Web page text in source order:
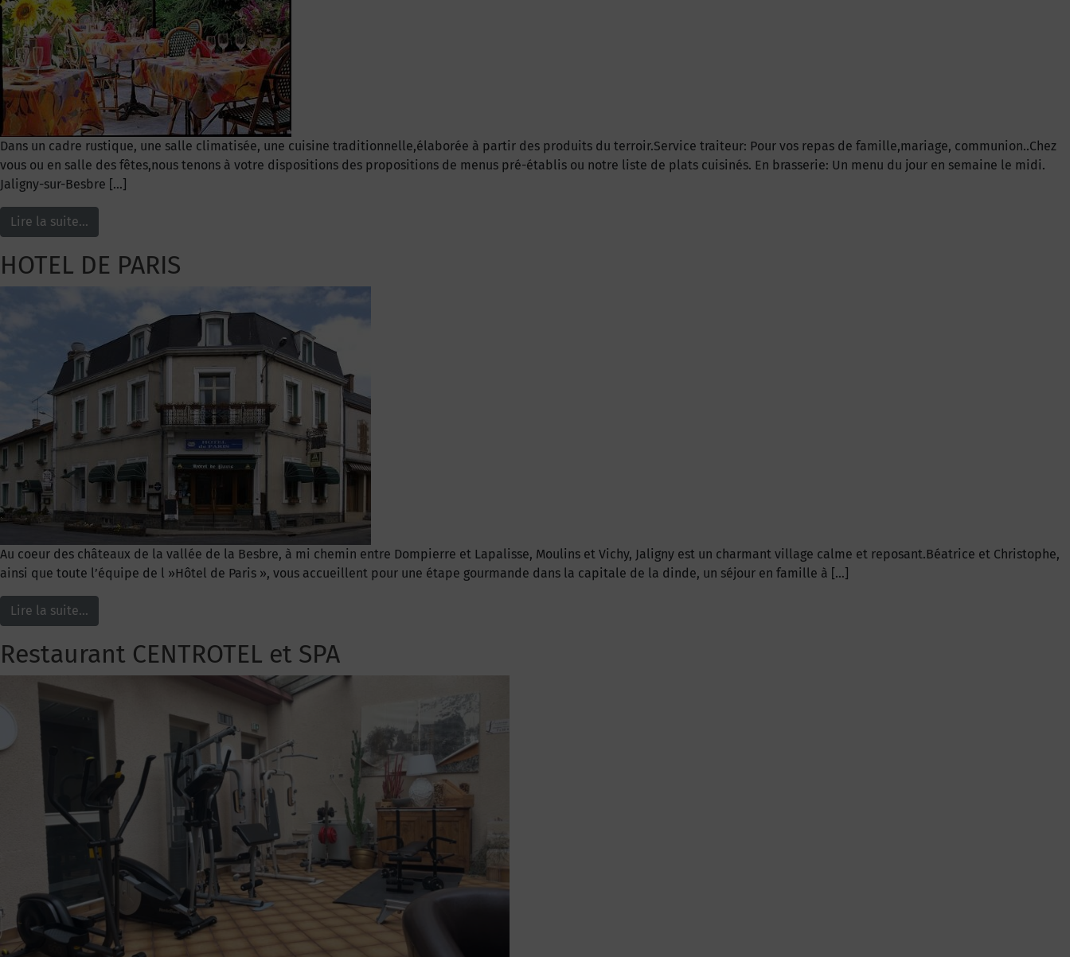
Dans un cadre rustique, une salle climatisée, une cuisine traditionnelle,élaborée à partir des produits du terroir.Service traiteur: Pour vos repas de famille,mariage, communion..Chez
vous ou en salle des fêtes,nous tenons à votre dispositions des propositions de menus pré-établis ou notre liste de plats cuisinés. En brasserie: Un menu du jour en semaine le midi.
Jaligny-sur-Besbre […]
Lire la suite…
HOTEL DE PARIS
Au coeur des châteaux de la vallée de la Besbre, à mi chemin entre Dompierre et Lapalisse, Moulins et Vichy, Jaligny est un charmant village calme et reposant.Béatrice et Christophe,
ainsi que toute l’équipe de l »Hôtel de Paris », vous accueillent pour une étape gourmande dans la capitale de la dinde, un séjour en famille à […]
Lire la suite…
Restaurant CENTROTEL et SPA